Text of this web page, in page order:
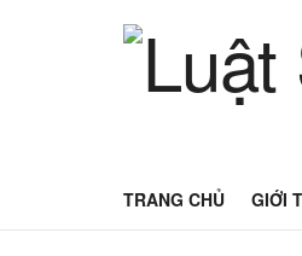
TRANG CHỦ GIỚI